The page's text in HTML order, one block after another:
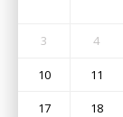
3 4
10 11
17 18